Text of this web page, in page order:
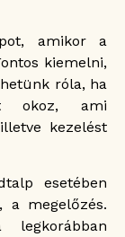
amikor a
kiemelni,
róla, ha
okoz, ami
kezelést
esetében
a megelőzés.